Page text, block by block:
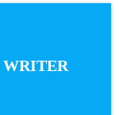
WRITER